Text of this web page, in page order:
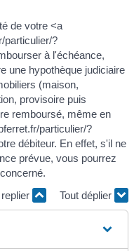
de votre <a
particulier/?
à l'échéance,
une hypothèque judiciaire
(maison,
provisoire puis
remboursé, même en
particulier/?
débiteur. En effet, s'il ne
prévue, vous pourrez
Tout déplier